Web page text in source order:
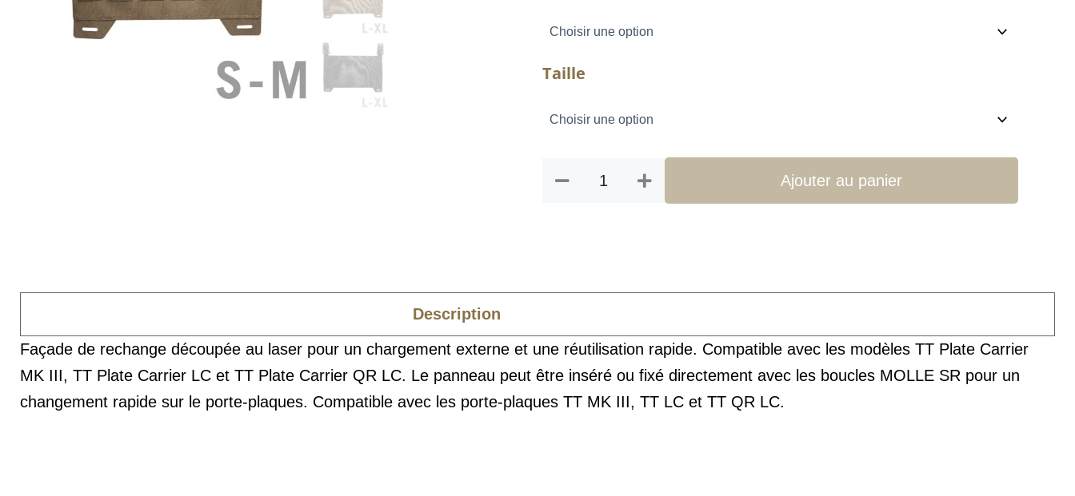
Taille
PANEL
-
PANNEAU
MOLLE
Ajouter au panier
Description
Façade de rechange découpée au laser pour un chargement externe et une réutilisation rapide. Compatible avec les modèles TT Plate Carrier
MK III, TT Plate Carrier LC et TT Plate Carrier QR LC. Le panneau peut être inséré ou fixé directement avec les boucles MOLLE SR pour un
changement rapide sur le porte-plaques. Compatible avec les porte-plaques TT MK III, TT LC et TT QR LC.